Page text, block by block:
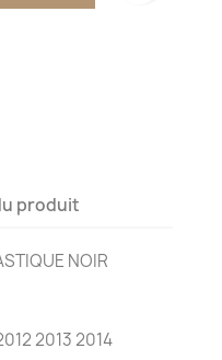
produit
NOIR
2013 2014